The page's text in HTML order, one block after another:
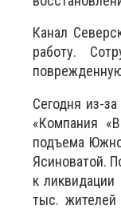
Канал
работу.
Сегодня из-
«Компания
подъема
Ясиноватой.
к
тыс. жителей